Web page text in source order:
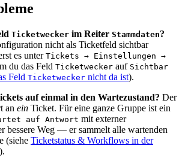
Ticketwecker im Reiter Stammdaten?
nicht als Ticketfeld sichtbar
es unter Tickets → Einstellungen →
du das Feld Ticketwecker auf Sichtbar
Feld Ticketwecker nicht da ist).
auf einmal in den Wartezustand? Der
an ein Ticket. Für eine ganze Gruppe ist ein
auf Antwort mit externer
bessere Weg — er sammelt alle wartenden
(siehe Ticketstatus & Workflows in der
).